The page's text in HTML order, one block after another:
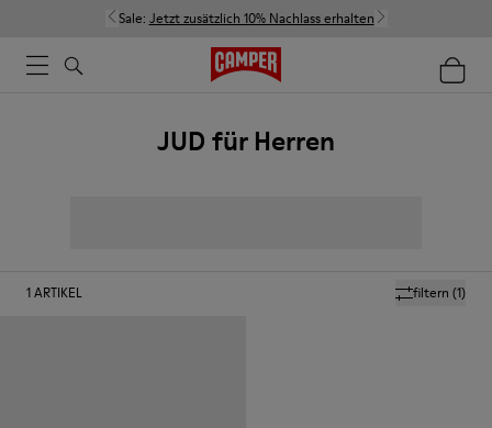
Sale: Jetzt zusätzlich 10% Nachlass erhalten
JUD für Herren
filtern (1)
1ARTIKEL